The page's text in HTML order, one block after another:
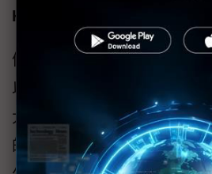
Keynote & Forum擴大舉
備受全球矚目的
以及COMPUTEX Forum論
大規模，串聯AI供應鏈上、
的科技巨擘，分享最新市場